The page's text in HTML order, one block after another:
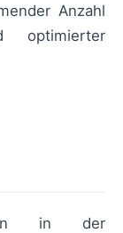
Anzahl
optimierter
in der